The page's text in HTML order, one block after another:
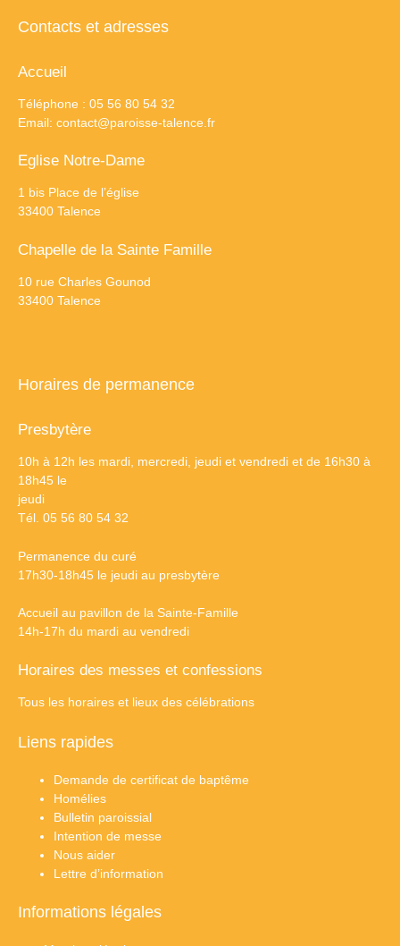
Contacts et adresses
Accueil
Téléphone : 05 56 80 54 32
Email: contact@paroisse-talence.fr
Eglise Notre-Dame
1 bis Place de l’église
33400 Talence
Chapelle de la Sainte Famille
10 rue Charles Gounod
33400 Talence
Horaires de permanence
Presbytère
10h à 12h les mardi, mercredi, jeudi et vendredi et de 16h30 à
18h45 le
jeudi
Tél. 05 56 80 54 32
Permanence du curé
17h30-18h45 le jeudi au presbytère
Accueil au pavillon de la Sainte-Famille
14h-17h du mardi au vendredi
Horaires des messes et confessions
Tous les horaires et lieux des célébrations
Liens rapides
Demande de certificat de baptême
Homélies
Bulletin paroissial
Intention de messe
Nous aider
Lettre d’information
Informations légales